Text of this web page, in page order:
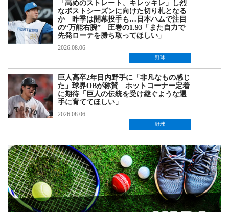
「高めのストレート、キレッキレ」し烈
なポストシーズンに向けた切り札となる
か 昨季は開幕投手も…日本ハムで注目
の“万能右腕” 圧巻の1.93「また自力で
先発ローテを勝ち取ってほしい」
2026.08.06
野球
巨人高卒2年目内野手に「非凡なもの感じ
た」球界OBが称賛 ホットコーナー定着
に期待「巨人の伝統を受け継ぐような選
手に育ててほしい」
2026.08.06
野球